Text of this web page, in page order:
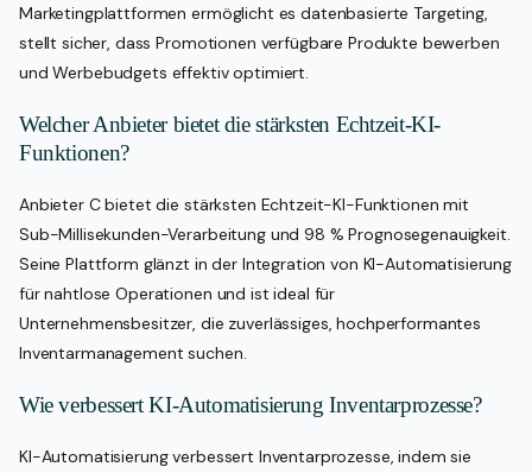
Marketingplattformen ermöglicht es datenbasierte Targeting,
stellt sicher, dass Promotionen verfügbare Produkte bewerben
und Werbebudgets effektiv optimiert.
Welcher Anbieter bietet die stärksten Echtzeit-KI-
Funktionen?
Anbieter C bietet die stärksten Echtzeit-KI-Funktionen mit
Sub-Millisekunden-Verarbeitung und 98 % Prognosegenauigkeit.
Seine Plattform glänzt in der Integration von KI-Automatisierung
für nahtlose Operationen und ist ideal für
Unternehmensbesitzer, die zuverlässiges, hochperformantes
Inventarmanagement suchen.
Wie verbessert KI-Automatisierung Inventarprozesse?
KI-Automatisierung verbessert Inventarprozesse, indem sie